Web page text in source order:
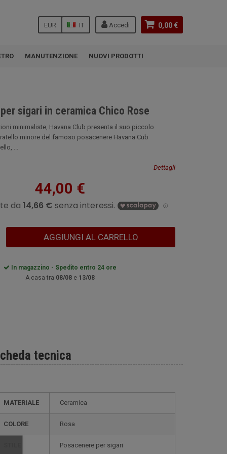
0,00 €
Accedi
IT
EUR
MANUTENZIONE NUOVI PRODOTTI
sigari in ceramica Chico Rose
minimaliste, Havana Club presenta il suo piccolo
minore del famoso posacenere Havana Cub
...
Dettagli
44,00 €
AGGIUNGI AL CARRELLO
In magazzino - Spedito entro 24 ore
A casa tra 08/08 e 13/08
tecnica
MATERIALE Ceramica
COLORE Rosa
posacenere per sigari